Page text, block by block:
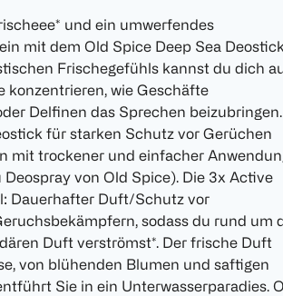
und ein umwerfendes
mit dem Old Spice Deep Sea
Frischegefühls kannst du dich
konzentrieren, wie Geschäfte
Delfinen das Sprechen beizubringen.
für starken Schutz vor Gerüchen
mit trockener und einfacher
Deospray von Old Spice). Die 3x Active
Dauerhafter Duft/Schutz vor
sodass du rund um
Duft verströmst*. Der frische Duft
von blühenden Blumen und saftigen
Sie in ein Unterwasserparadies.